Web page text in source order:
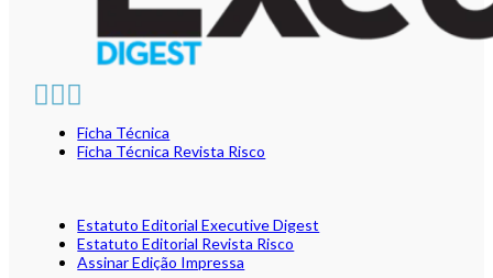
Ficha Técnica
Ficha Técnica Revista Risco
Estatuto Editorial Executive Digest
Estatuto Editorial Revista Risco
Assinar Edição Impressa